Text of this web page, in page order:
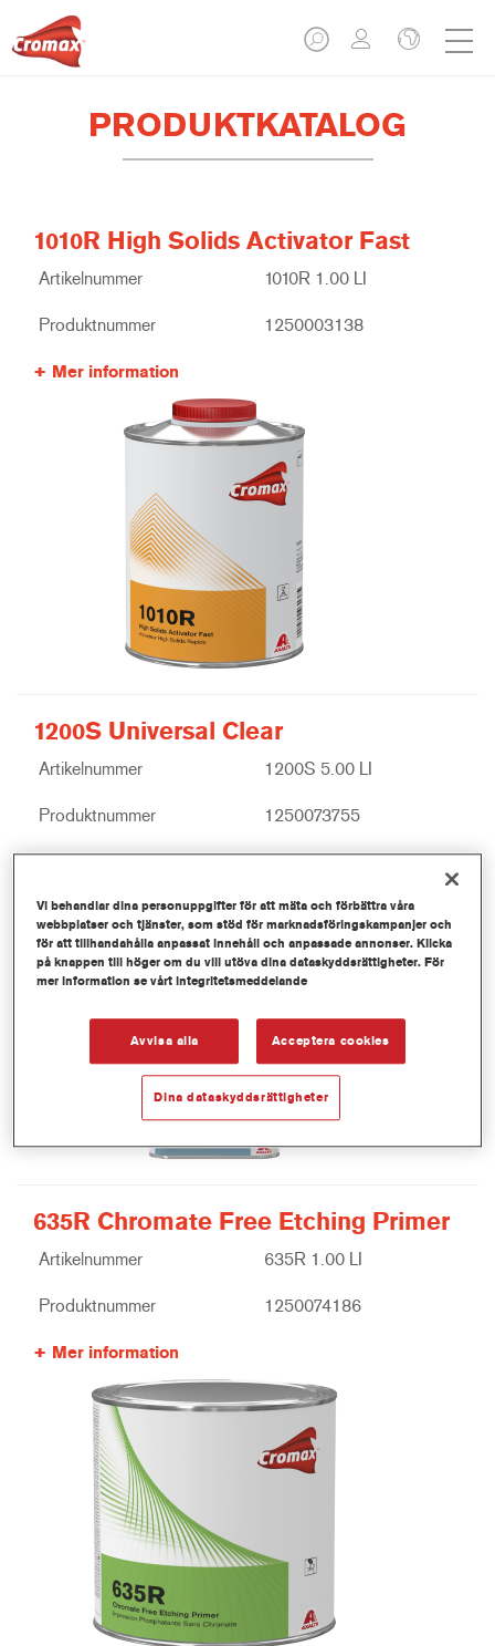
PRODUKTKATALOG
1010R High Solids Activator Fast
Artikelnummer 1010R 1.00 LI
Produktnummer 1250003138
Mer information
1200S Universal Clear
Artikelnummer 1200S 5.00 LI
Produktnummer 1250073755
Mer information
635R Chromate Free Etching Primer
Artikelnummer 635R 1.00 LI
Produktnummer 1250074186
Mer information
Vi behandlar dina personuppgifter för att mäta och förbättra våra
webbplatser och tjänster, som stöd för marknadsföringskampanjer och
för att tillhandahålla anpassat innehåll och anpassade annonser. Klicka
på knappen till höger om du vill utöva dina dataskyddsrättigheter. För
mer information se vårt integritetsmeddelande
Avvisa alla Acceptera cookies
Dina dataskyddsrättigheter